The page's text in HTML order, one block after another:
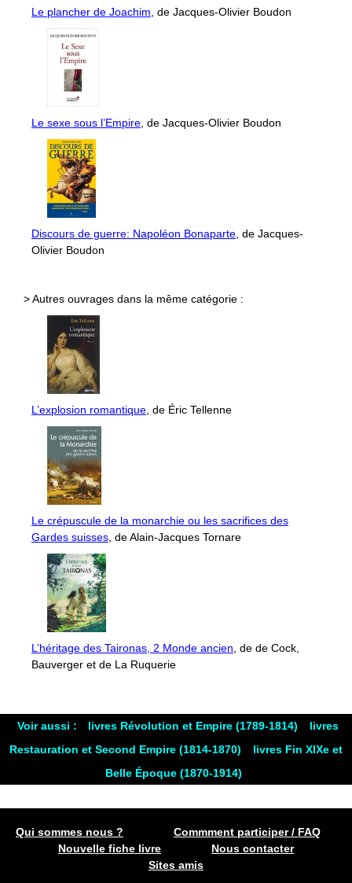
Le plancher de Joachim, de Jacques-Olivier Boudon
Le sexe sous l’Empire, de Jacques-Olivier Boudon
Discours de guerre: Napoléon Bonaparte, de Jacques-
Olivier Boudon
> Autres ouvrages dans la même catégorie :
L’explosion romantique, de Éric Tellenne
Le crépuscule de la monarchie ou les sacrifices des
Gardes suisses, de Alain-Jacques Tornare
L’héritage des Taironas, 2 Monde ancien, de de Cock,
Bauverger et de La Ruquerie
Voir aussi : livres Révolution et Empire (1789-1814)
livres
Restauration et Second Empire (1814-1870)
livres Fin XIXe et
Belle Époque (1870-1914)
Qui sommes nous ?
Commment participer / FAQ
Nouvelle fiche livre
Nous contacter
Sites amis